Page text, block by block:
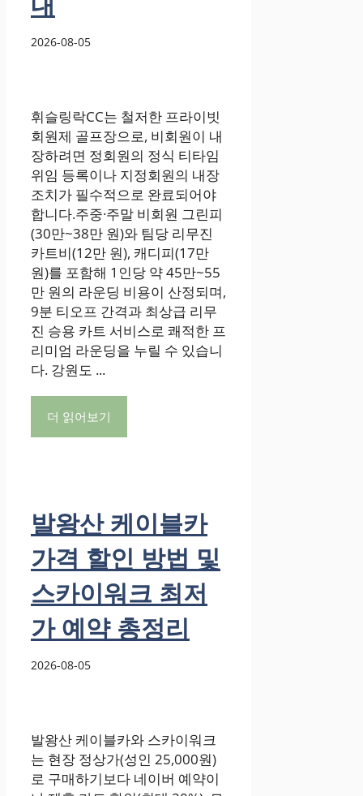
2026-08-05
휘슬링락CC는 철저한 프라이빗
회원제 골프장으로, 비회원이 내
장하려면 정회원의 정식 티타임
위임 등록이나 지정회원의 내장
조치가 필수적으로 완료되어야
합니다.주중·주말 비회원 그린피
(30만~38만 원)와 팀당 리무진
카트비(12만 원), 캐디피(17만
원)를 포함해 1인당 약 45만~55
만 원의 라운딩 비용이 산정되며,
9분 티오프 간격과 최상급 리무
진 승용 카트 서비스로 쾌적한 프
리미엄 라운딩을 누릴 수 있습니
다. 강원도 ...
더 읽어보기
발왕산 케이블카
가격 할인 방법 및
스카이워크 최저
가 예약 총정리
2026-08-05
발왕산 케이블카와 스카이워크
는 현장 정상가(성인 25,000원)
로 구매하기보다 네이버 예약이